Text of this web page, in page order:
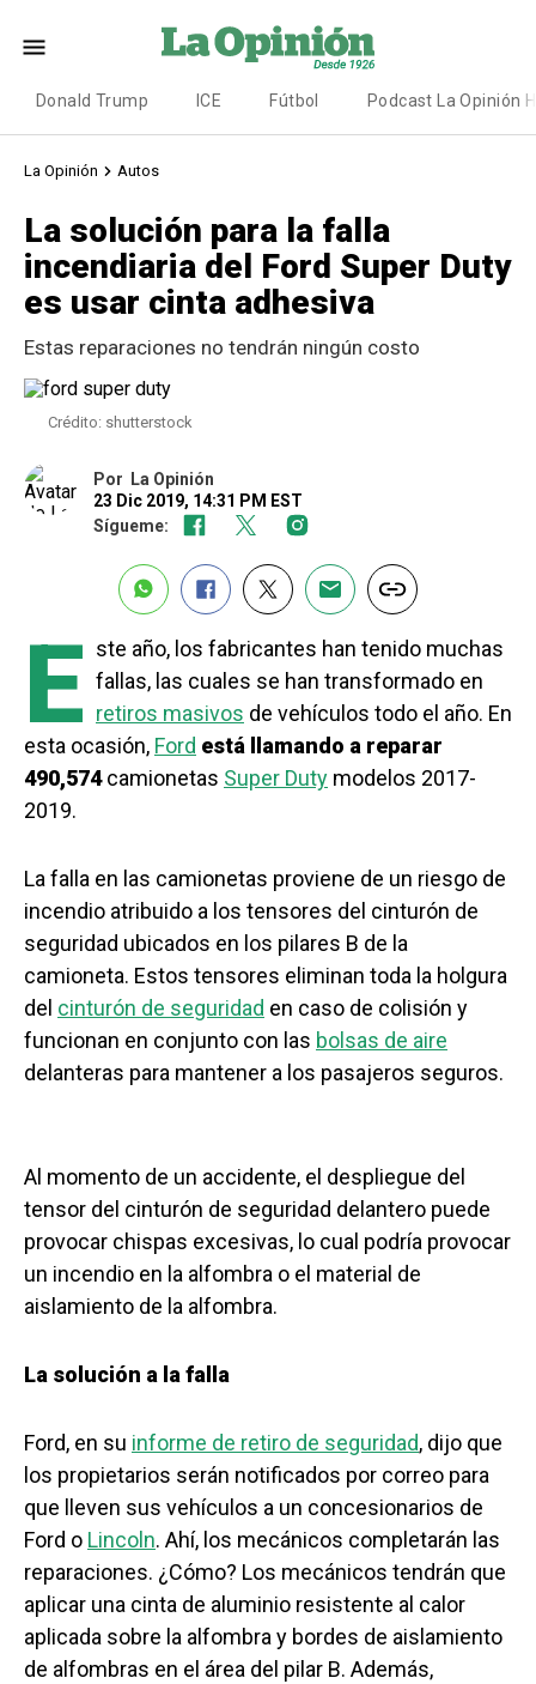
Donald Trump ICE Fútbol Podcast La Opinión
La Opinión Autos
La solución para la falla
incendiaria del Ford Super Duty
es usar cinta adhesiva
Estas reparaciones no tendrán ningún costo
Crédito: shutterstock
Por
La Opinión
23 Dic 2019, 14:31 PM EST
Sígueme:
E ste año, los fabricantes han tenido muchas
fallas, las cuales se han transformado en
retiros masivos de vehículos todo el año. En
esta ocasión, Ford está llamando a reparar
490,574camionetas Super Duty modelos 2017-
2019.
La falla en las camionetas proviene de un riesgo de
incendio atribuido a los tensores del cinturón de
seguridad ubicados en los pilares B de la
camioneta. Estos tensores eliminan toda la holgura
del cinturón de seguridad en caso de colisión y
funcionan en conjunto con las bolsas de aire
delanteras para mantener a los pasajeros seguros.
Al momento de un accidente, el despliegue del
tensor del cinturón de seguridad delantero puede
provocar chispas excesivas, lo cual podría provocar
un incendio en la alfombra o el material de
aislamiento de la alfombra.
La solución a la falla
Ford, en su informe de retiro de seguridad, dijo que
los propietarios serán notificados por correo para
que lleven sus vehículos a un concesionarios de
Ford o Lincoln. Ahí, los mecánicos completarán las
reparaciones. ¿Cómo? Los mecánicos tendrán que
aplicar una cinta de aluminio resistente al calor
aplicada sobre la alfombra y bordes de aislamiento
de alfombras en el área del pilar B. Además,